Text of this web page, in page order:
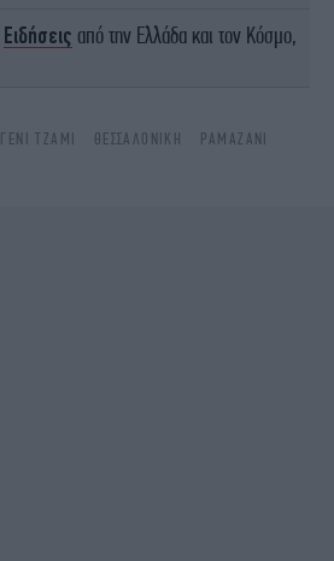
Ειδήσεις από την Ελλάδα και τον Κόσμο,
ΓΕΝΊ ΤΖΑΜΊ ΘΕΣΣΑΛΟΝΊΚΗ
ΡΑΜΑΖΆΝΙ